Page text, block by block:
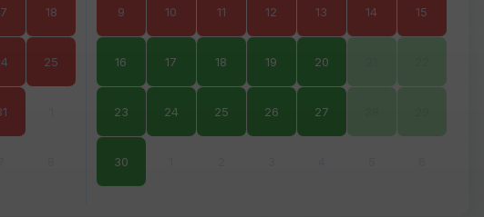
18
25
9 10 11 12 13 14 15
16 17 18 19 20
23 24 25 26 27
30